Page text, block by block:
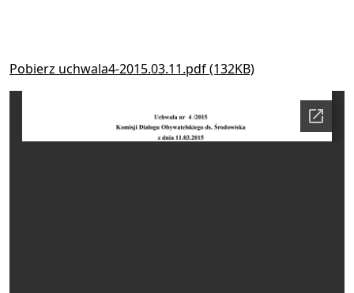
Pobierz uchwala4-2015.03.11.pdf (132KB)